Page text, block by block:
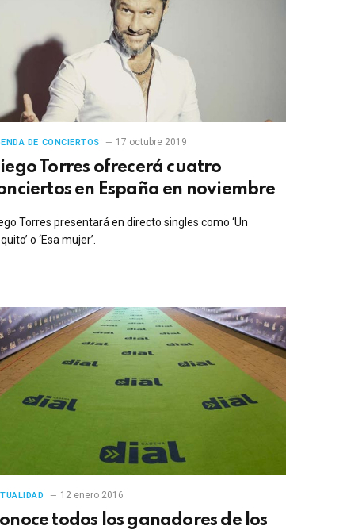
DE CONCIERTOS 17 octubre 2019
Torres ofrecerá cuatro
en España en noviembre
Torres presentará en directo singles como ‘Un
o ‘Esa mujer’.
12 enero 2016
todos los ganadores de los